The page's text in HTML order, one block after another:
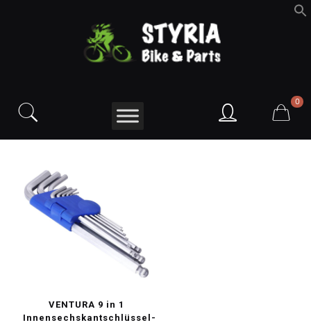
0
VENTURA 9 in 1
Innensechskantschlüssel-